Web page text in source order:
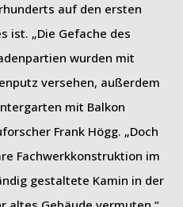
auf den ersten
ist. „Die Gefache des
wurden mit
versehen, außerdem
mit Balkon
Frank Högg. „Doch
Fachwerkkonstruktion im
gestaltete Kamin in der